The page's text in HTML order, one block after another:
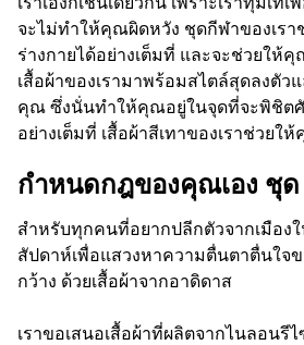
เราเองก็เช่นเดียวกัน เพราะเราทุ่มเ
จะไม่ทำให้คุณผิดหวัง ชุดกีฬาของเรา
ร่างกายได้อย่างเต็มที่ และจะช่วยให้
เสื้อผ้าของเรามาพร้อมสไตล์สุดลงตัว
คุณ ซึ่งนั่นทำให้คุณอยู่ในจุดที่จะพิชิตศั
อย่างเต็มที่ เสื้อผ้าสีเทาของเราช่วยใ
กำหนดกฎของคุณเอง ชุด
สำหรับทุกคนที่อยากปลีกตัวจากเมือง
สัปดาห์เพื่อแสวงหาความตื่นตาตื่นใจ
กว้าง ด้วยเสื้อผ้าจากอาดิดาส
เราขอเสนอเสื้อผ้าที่ผลิตจากไนลอนรี